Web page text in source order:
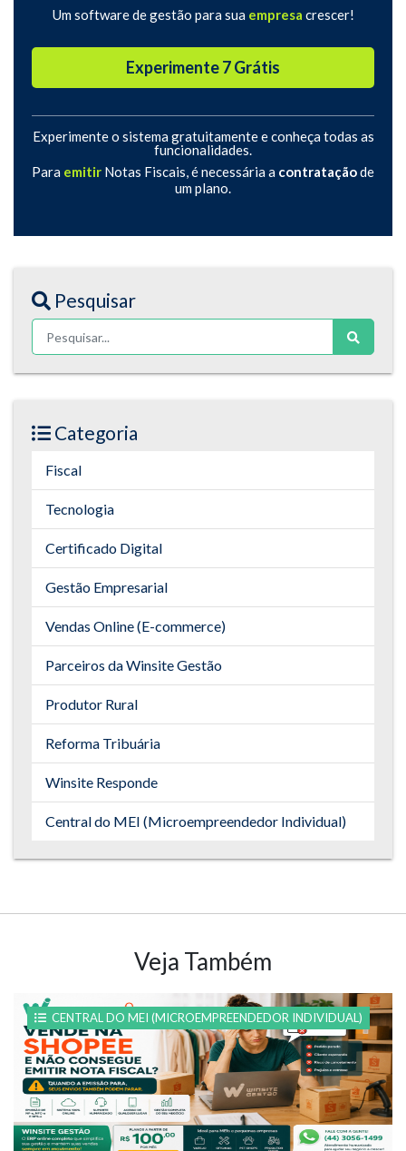
Um software de gestão para sua empresa crescer!
Experimente 7 Grátis
Experimente o sistema gratuitamente e conheça todas as
funcionalidades.
Para emitir Notas Fiscais, é necessária a contrataçãode
um plano.
Pesquisar
Categoria
Fiscal
Tecnologia
Certificado Digital
Gestão Empresarial
Vendas Online (E-commerce)
Parceiros da Winsite Gestão
Produtor Rural
Reforma Tribuária
Winsite Responde
Central do MEI (Microempreendedor Individual)
Veja Também
CENTRAL DO MEI (MICROEMPREENDEDOR INDIVIDUAL)